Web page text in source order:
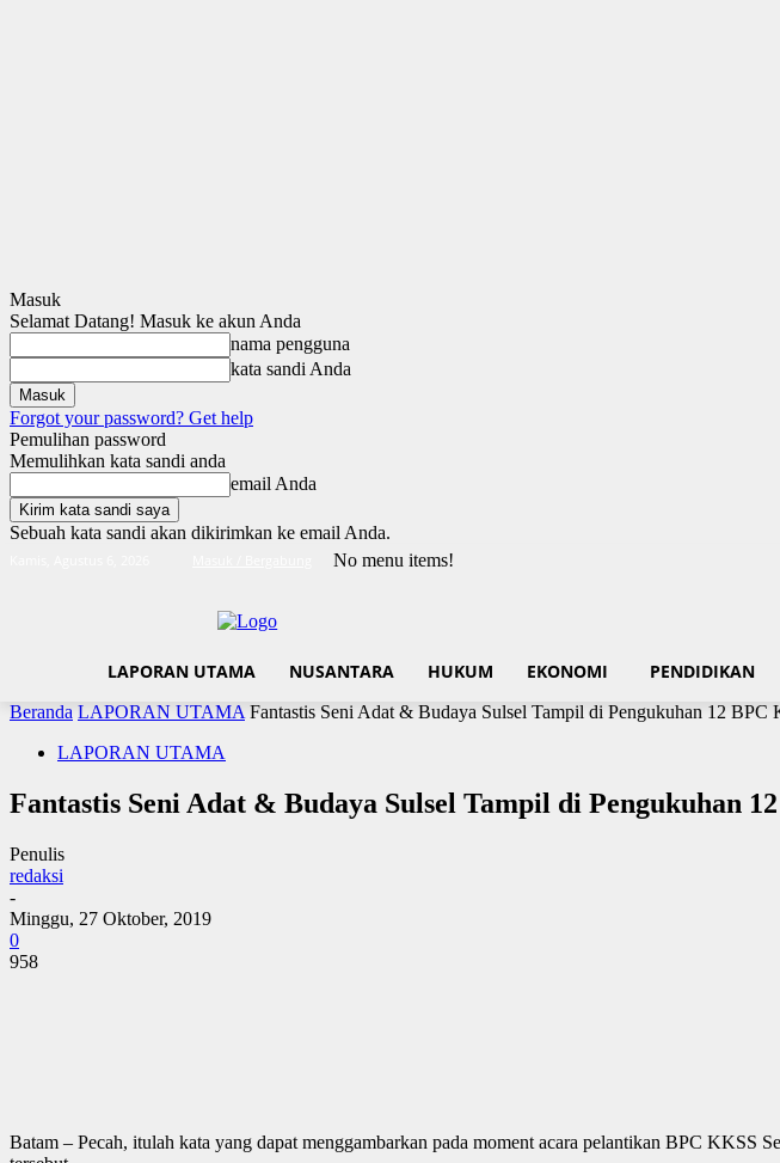
Masuk
Selamat Datang! Masuk ke akun Anda
nama pengguna
kata sandi Anda
Forgot your password? Get help
Pemulihan password
Memulihkan kata sandi anda
email Anda
Sebuah kata sandi akan dikirimkan ke email Anda.
No menu items!
LAPORAN UTAMA NUSANTARA HUKUM EKONOMI PENDIDIKAN
Beranda LAPORAN UTAMA Fantastis Seni Adat & Budaya Sulsel Tampil di Pengukuhan 12 BPC
LAPORAN UTAMA
Fantastis Seni Adat & Budaya Sulsel Tampil di Pengukuhan
Penulis
redaksi
-
Minggu, 27 Oktober, 2019
0
958
Batam – Pecah, itulah kata yang dapat menggambarkan pada moment acara pelantikan BPC KKSS